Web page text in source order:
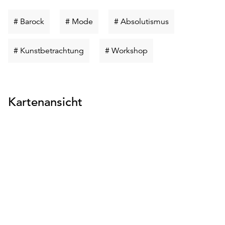
# Barock Schlüsselwort
# Mode Schlüsselwort
# AbsolutismusSchlüsselwort
# Kunstbetrachtung Schlüsselwort
# WorkshopSchlüsselwort
Kartenansicht